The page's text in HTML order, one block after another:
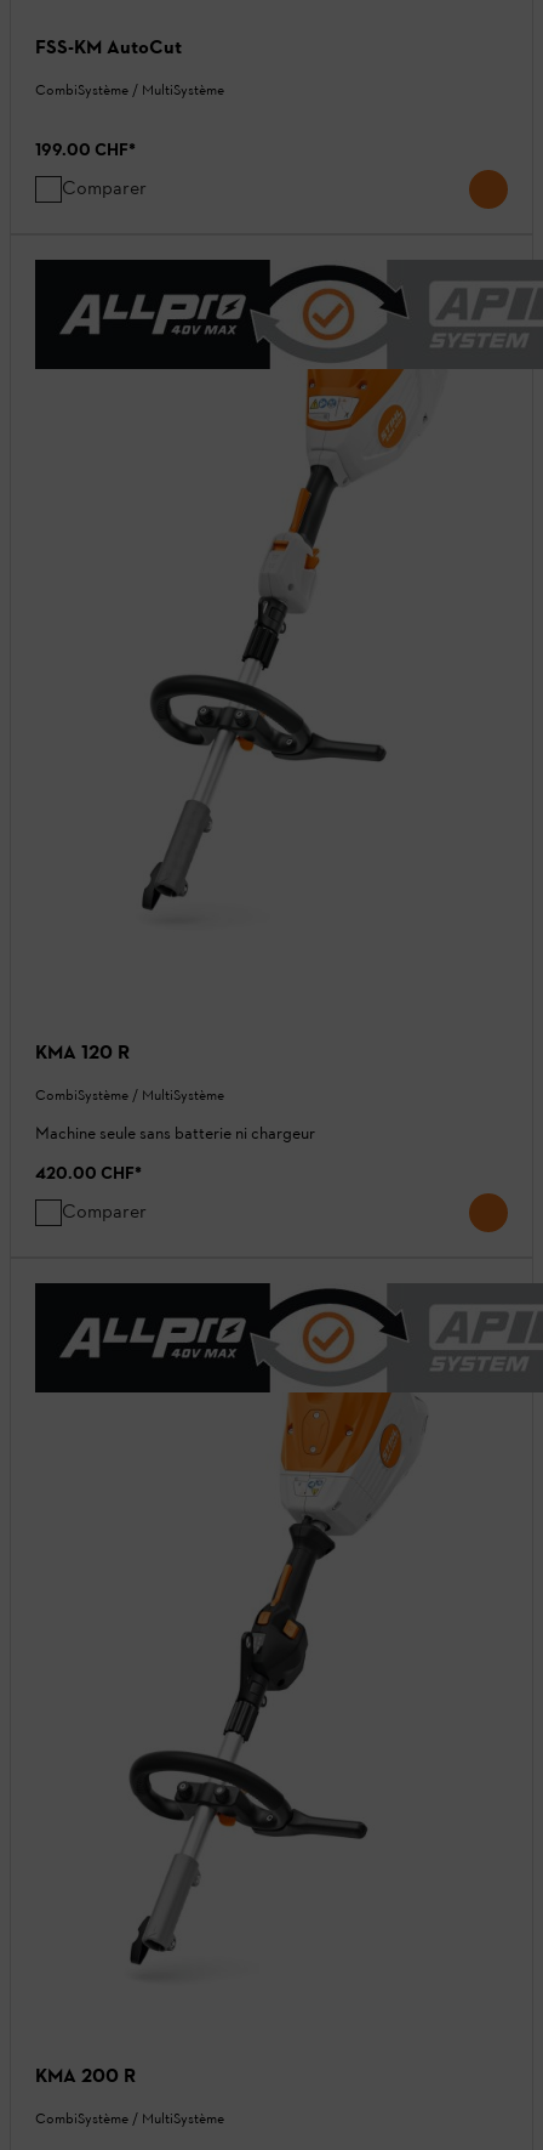
FSS-KM AutoCut
CombiSystème / MultiSystème
199.00 CHF*
Comparer
KMA 120 R
CombiSystème / MultiSystème
Machine seule sans batterie ni chargeur
420.00 CHF*
Comparer
KMA 200 R
CombiSystème / MultiSystème